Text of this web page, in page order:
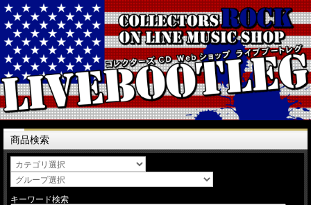
商品検索
キーワード検索